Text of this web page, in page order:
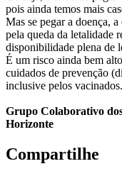
pois ainda temos mais
Mas se pegar a doença,
pela queda da letalidade
disponibilidade plena de
É um risco ainda bem
cuidados de prevenção
inclusive pelos vacinados.
Grupo Colaborativo
Horizonte
Compartilhe